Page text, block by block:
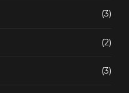
(3)
(2)
(3)